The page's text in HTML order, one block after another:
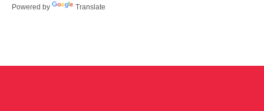
Powered by Translate